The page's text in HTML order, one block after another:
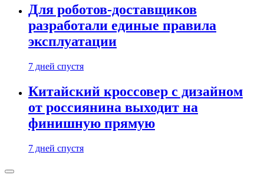
Для роботов-доставщиков
разработали единые правила
эксплуатации
7 дней спустя
Китайский кроссовер с дизайном
от россиянина выходит на
финишную прямую
7 дней спустя